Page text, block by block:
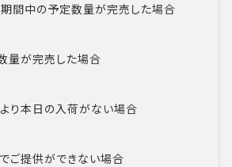
期間中の予定数量が完売した場合
量が完売した場合
り本日の入荷がない場合
ご提供ができない場合